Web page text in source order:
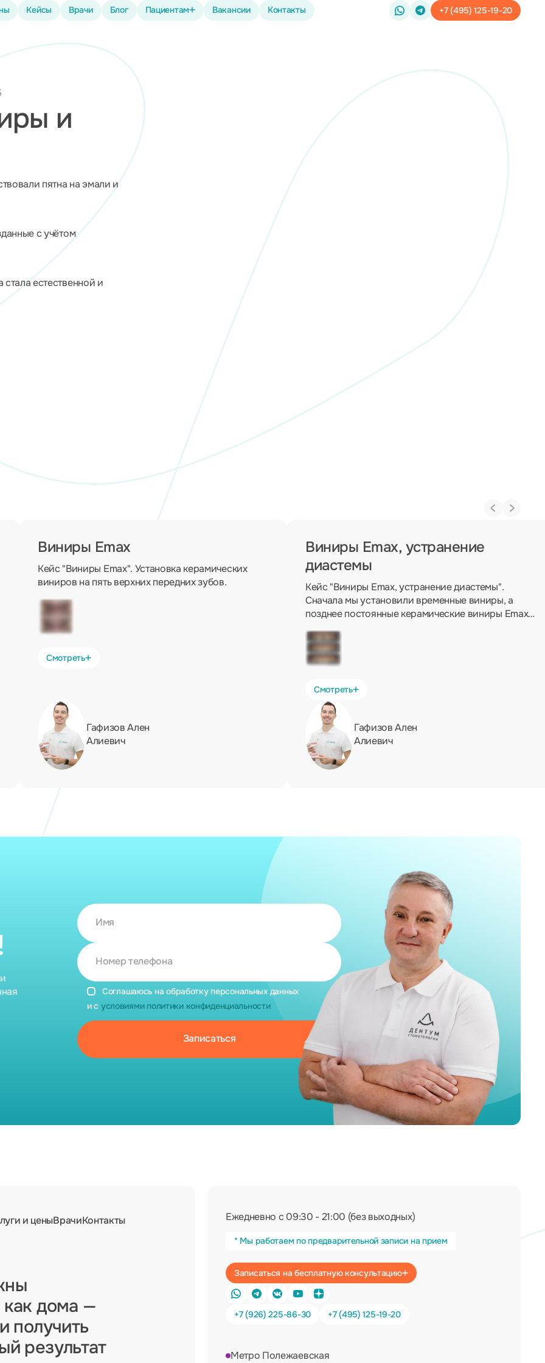
Кейсы Врачи Блог Пациентам Вакансии Контакты +7 (495) 125-19-20
и
пятна на эмали и
с учётом
естественной и
Виниры Emax
Кейс "Виниры Emax". Установка керамических
виниров на пять верхних передних зубов.
Смотреть
Гафизов Ален
Алиевич
Виниры Emax, устранение
диастемы
Кейс "Виниры Emax, устранение диастемы".
Сначала мы установили временные виниры, а
позднее постоянные керамические виниры Emax.
достижения отличных результатов.
Смотреть
Гафизов Ален
Алиевич
Имя
Номер телефона
Соглашаюсь на обработку персональных данных
и с условиями политики конфиденциальности
и ценыВрачиКонтакты
как дома —
получить
результат
Ежедневно с 09:30 - 21:00 (без выходных)
* Мы работаем по предварительной записи на прием
Записаться на бесплатную консультацию
+7 (926) 225-86-30 +7 (495) 125-19-20
Метро Полежаевская